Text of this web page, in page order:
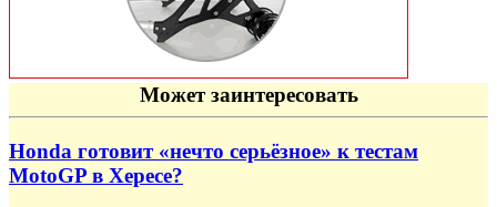
Может заинтересовать
Honda готовит «нечто серьёзное» к тестам
MotoGP в Хересе?